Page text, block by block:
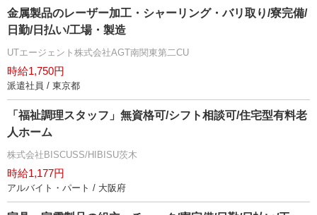
金属製品のレーザー加工・シャーリング・バリ取り/寮完備/
日勤/日払い/工場・製造
UTエージェント株式会社AGT南関東第二CU
時給1,750円
派遣社員 / 東京都
「福祉調理スタッフ」無資格可/シフト相談可/住宅型有料老
人ホーム
株式会社BISCUSS/HIBISU茨木
時給1,177円
アルバイト・パート / 大阪府